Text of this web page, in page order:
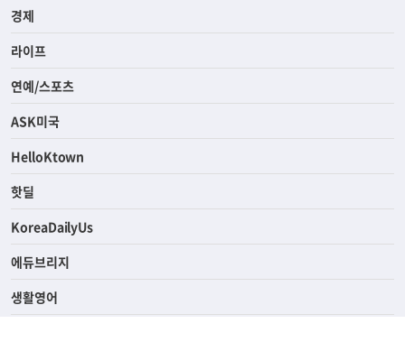
사회
경제
라이프
연예/스포츠
ASK미국
HelloKtown
핫딜
KoreaDailyUs
에듀브리지